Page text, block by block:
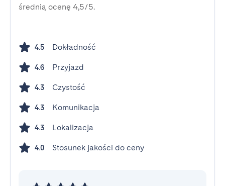
średnią ocenę 4,5/5.
4.5 Dokładność
4.6 Przyjazd
4.3 Czystość
4.3 Komunikacja
4.3 Lokalizacja
4.0 Stosunek jakości do ceny